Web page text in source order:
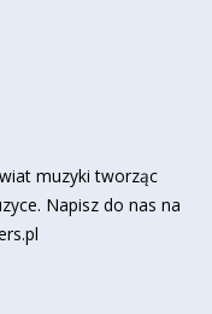
muzyki tworząc
Napisz do nas na